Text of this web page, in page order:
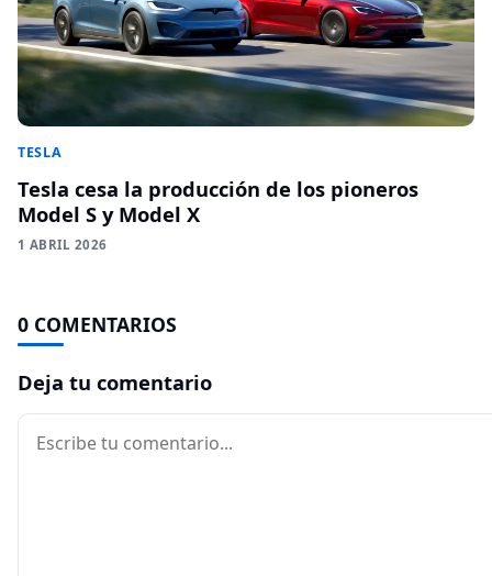
TESLA
Tesla cesa la producción de los pioneros
Model S y Model X
1 ABRIL 2026
0 COMENTARIOS
Deja tu comentario
Comentario